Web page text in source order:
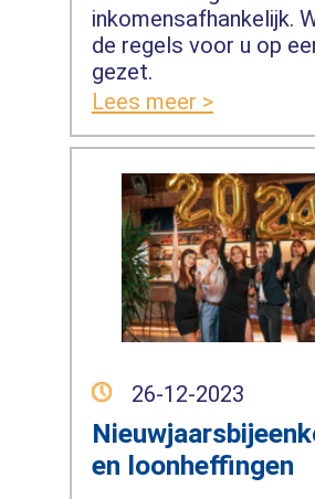
inkomensafhankelijk.
de regels voor u op
gezet.
Lees meer >
26-12-2023
en loonheffingen